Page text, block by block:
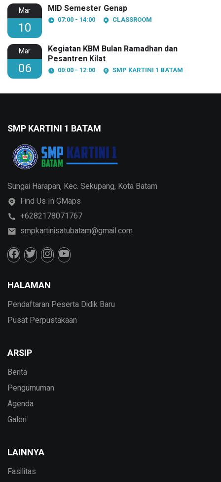
Mar
10
MID Semester Genap
07:00 - 14:00 CLASSROOM
Mar
06
Kegiatan KBM Bulan Ramadhan dan
Pesantren Kilat
00:00 - 12:00 SMP KARTINI 1 BATAM
SMP KARTINI 1 BATAM
Sungai Harapan, Kec. Sekupang, Kota Batam
Find Us In GMaps
+6282178071767
smpkartinisatubatam@gmail.com
HALAMAN
Pendaftaran Peserta Didik Baru
Pusat Perpustakaan
ARSIP
Berita
Pengumuman
Agenda
Galeri
LAINNYA
Fasilitas